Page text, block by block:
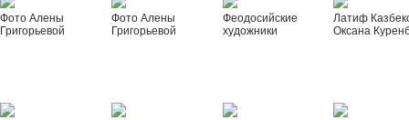
Фото Алены
Григорьевой
Фото Алены
Григорьевой
Феодосийские
художники
Латиф
Оксана